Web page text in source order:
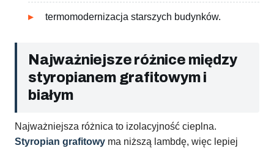
termomodernizacja starszych budynków.
Najważniejsze różnice między
styropianem grafitowym i
białym
Najważniejsza różnica to izolacyjność cieplna.
Styropian grafitowy ma niższą lambdę, więc lepiej